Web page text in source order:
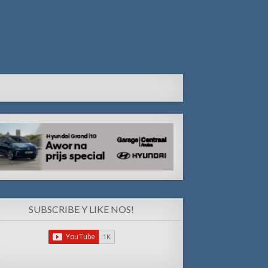
SUBSCRIBE Y LIKE NOS!